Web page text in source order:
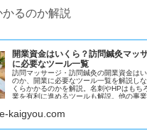
るのか解説
開業資金はいくら？訪問鍼灸マッ
に必要なツール一覧
訪問マッサージ・訪問鍼灸の開業資金は
のか、開業に必要なツール一覧を解説し
くらかかるのかを解説。名刺やHPはもち
業を有利に進めるツールも解説。他の事
る
kaigyou.com